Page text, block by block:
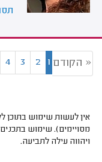
« הקודם 1
2
3
4
אין לעשות שימוש בתוכן
מסויימים). שימוש
ויהווה עילה לתביעה.